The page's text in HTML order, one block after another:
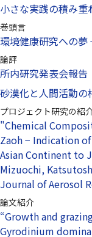
小さな実践の積み重
巻頭言
環境健康研究への夢
論評
所内研究発表会報告
砂漠化と人間活動の
プロジェクト研究の紹
"Chemical
Zaoh − Indication
Asian Continent to
Mizuochi,
Journal of Aerosol
論文紹介
“Growth and
Gyrodinium